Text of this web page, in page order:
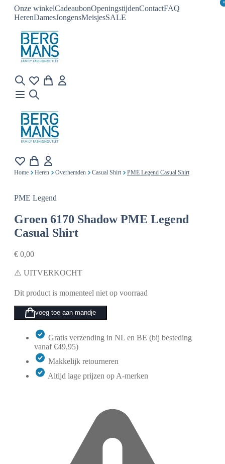
Onze winkelCadeaubonOpeningstijdenContactFAQ
HerenDamesJongensMeisjesSALE
×
×
Home Heren Overhemden Casual Shirt PME Legend Casual Shirt
PME Legend
Groen 6170 Shadow PME Legend
Casual Shirt
€ 0,00
⚠️ UITVERKOCHT
Dit product is momenteel niet op voorraad
voeg toe aan mandje
Gratis verzending in NL en BE (bij besteding
vanaf €49,95)
Makkelijk retourneren
Altijd lage prijzen op A-merken